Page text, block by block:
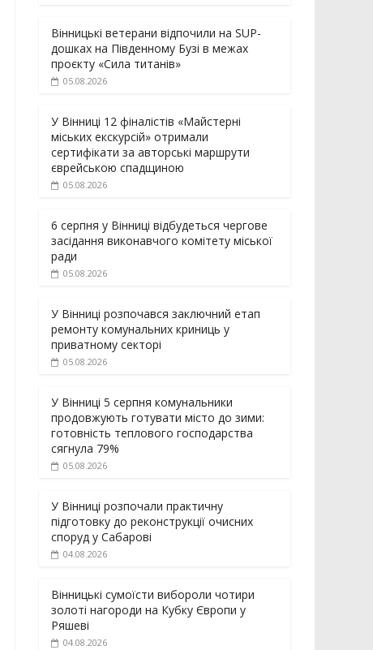
Вінницькі ветерани відпочили на SUP-
дошках на Південному Бузі в межах
проєкту «Сила титанів»
05.08.2026
У Вінниці 12 фіналістів «Майстерні
міських екскурсій» отримали
сертифікати за авторські маршрути
єврейською спадщиною
05.08.2026
6 серпня у Вінниці відбудеться чергове
засідання виконавчого комітету міської
ради
05.08.2026
У Вінниці розпочався заключний етап
ремонту комунальних криниць у
приватному секторі
05.08.2026
У Вінниці 5 серпня комунальники
продовжують готувати місто до зими:
готовність теплового господарства
сягнула 79%
05.08.2026
У Вінниці розпочали практичну
підготовку до реконструкції очисних
споруд у Сабарові
04.08.2026
Вінницькі сумоїсти вибороли чотири
золоті нагороди на Кубку Європи у
Ряшеві
04.08.2026